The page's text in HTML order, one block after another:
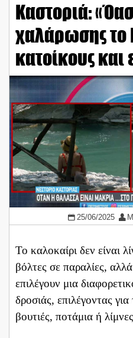
Καστοριά:
χαλάρωσης το
κατοίκους και
25/06/2025
Το καλοκαίρι δεν είναι
βόλτες σε παραλίες,
επιλέγουν μια
δροσιάς, επιλέγοντας για
βουτιές, ποτάμια ή